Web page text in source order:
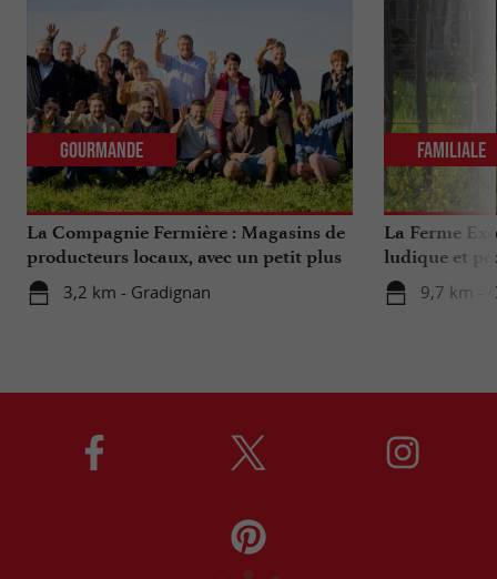
La Compagnie Fermière : Magasins de
producteurs locaux, avec un petit plus
...
3,2 km - Gradignan
Gourmande
La Ferme
ludique et
Bordeaux
9,7 km -
Familiale